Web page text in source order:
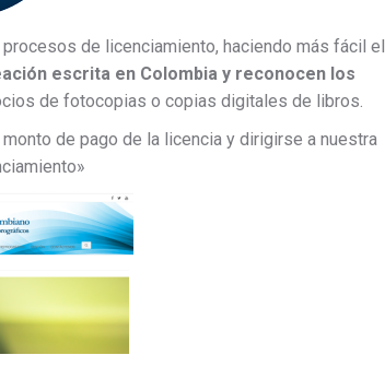
de licenciamiento, haciendo más fácil el
escrita en Colombia y reconocen los
de fotocopias o copias digitales de libros.
de pago de la licencia y dirigirse a nuestra